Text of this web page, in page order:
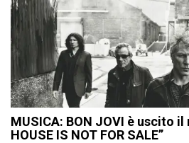
MUSICA: BON JOVI è uscito il
HOUSE IS NOT FOR SALE”